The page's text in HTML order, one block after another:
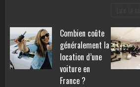
Combien coûte
généralement la
location d’une
voiture en
France ?